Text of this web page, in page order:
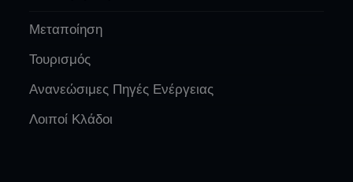
Μεταποίηση
Τουρισμός
Ανανεώσιμες Πηγές Ενέργειας
Λοιποί Κλάδοι